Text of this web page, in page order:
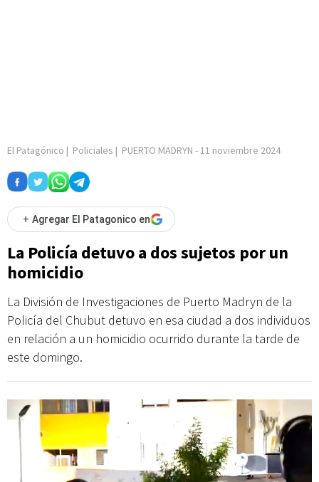
El Patagónico | Policiales | PUERTO MADRYN - 11 noviembre 2024
+ Agregar El Patagonico en
La Policía detuvo a dos sujetos por un
homicidio
La División de Investigaciones de Puerto Madryn de la
Policía del Chubut detuvo en esa ciudad a dos individuos
en relación a un homicidio ocurrido durante la tarde de
este domingo.